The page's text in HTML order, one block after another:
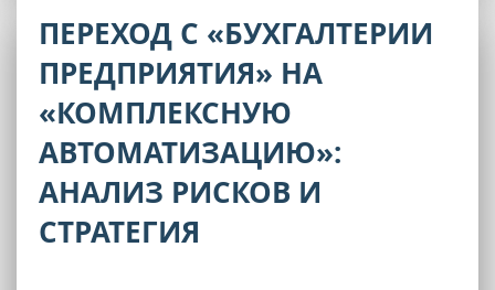
ПЕРЕХОД С «БУХГАЛТЕРИИ
ПРЕДПРИЯТИЯ» НА
«КОМПЛЕКСНУЮ
АВТОМАТИЗАЦИЮ»:
АНАЛИЗ РИСКОВ И
СТРАТЕГИЯ